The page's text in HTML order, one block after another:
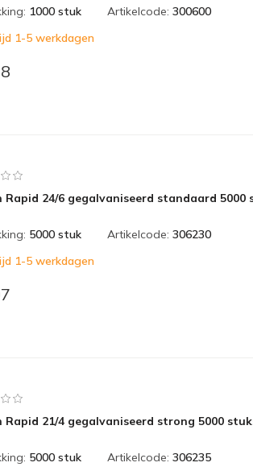
1000 stuk Artikelcode: 300600
1-5 werkdagen
Rapid 24/6 gegalvaniseerd standaard 5000
5000 stuk Artikelcode: 306230
1-5 werkdagen
Rapid 21/4 gegalvaniseerd strong 5000
5000 stuk Artikelcode: 306235